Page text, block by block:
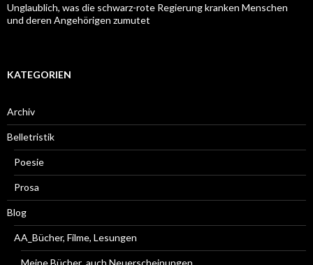
Unglaublich, was die schwarz-rote Regierung kranken Menschen
und deren Angehörigen zumutet
KATEGORIEN
Archiv
Belletristik
Poesie
Prosa
Blog
AA_Bücher, Filme, Lesungen
Meine Bücher_auch Neuerscheinungen